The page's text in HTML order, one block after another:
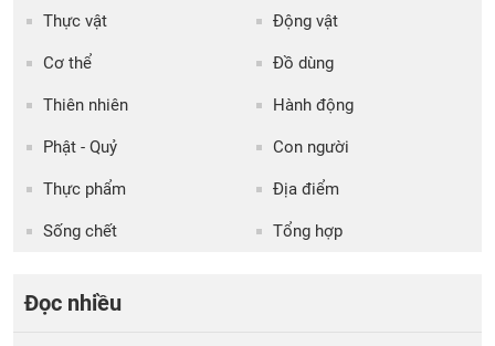
Thực vật Động vật
Cơ thể Đồ dùng
Thiên nhiên Hành động
Phật - Quỷ Con người
Thực phẩm Địa điểm
Sống chết Tổng hợp
Đọc nhiều